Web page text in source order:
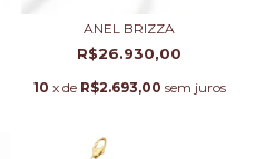
ANEL BRIZZA
R$26.930,00
10 x de R$2.693,00 sem juros